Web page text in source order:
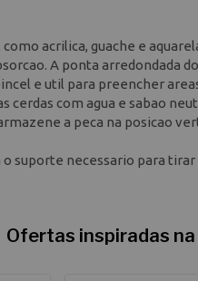
acrilica, guache e
A ponta arredondada
e util para preencher
com agua e sabao
a peca na posicao
suporte necessario para
Ofertas inspiradas